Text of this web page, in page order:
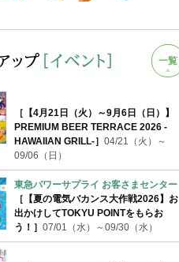
一覧
［【4月21日（火）～9月6日（日）】
PREMIUM BEER TERRACE 2026 -
HAWAIIAN GRILL-］ 04/21（火）～
09/06（日）
東急パワーサプライ お客さまセンター
［【夏の電気バカンス大作戦2026】お
出かけしてTOKYU POINTをもらお
う！］ 07/01（水）～09/30（水）